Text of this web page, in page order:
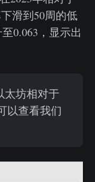
滑到50周的低
0.063，显示出
太坊相对于
以查看我们